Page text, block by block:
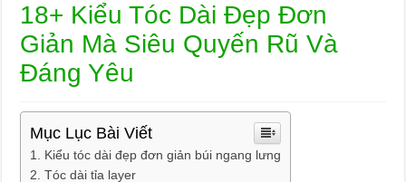
18+ Kiểu Tóc Dài Đẹp Đơn
Giản Mà Siêu Quyến Rũ Và
Đáng Yêu
Mục Lục Bài Viết
Kiểu tóc dài đẹp đơn giản búi ngang lưng
Tóc dài tỉa layer